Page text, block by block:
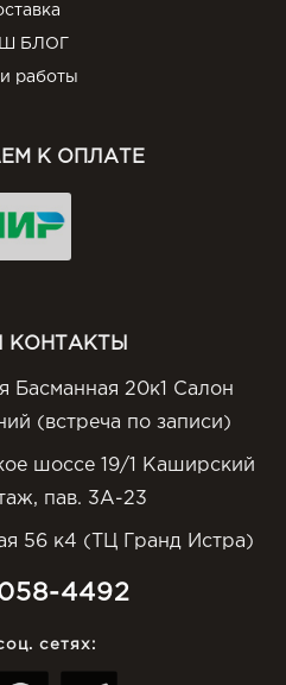
БЛОГ
работы
К ОПЛАТЕ
КОНТАКТЫ
Басманная 20к1 Салон
(встреча по записи)
шоссе 19/1 Каширский
пав. 3А-23
56 к4 (ТЦ Гранд Истра)
4492
сетях: